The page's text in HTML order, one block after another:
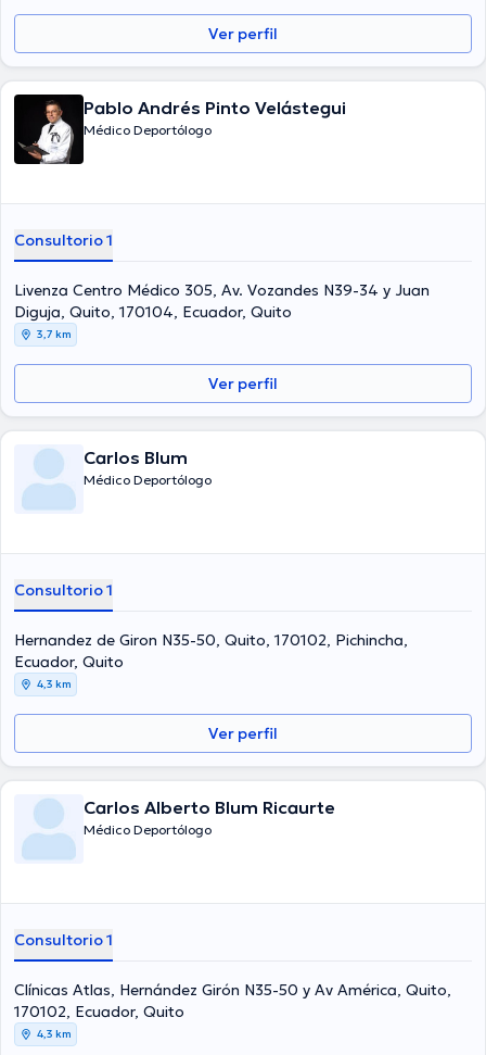
Ver perfil
Pablo Andrés Pinto Velástegui
Médico Deportólogo
Consultorio 1
Livenza Centro Médico 305, Av. Vozandes N39-34 y Juan
Diguja, Quito, 170104, Ecuador, Quito
3,7 km
Ver perfil
Carlos Blum
Médico Deportólogo
Consultorio 1
Hernandez de Giron N35-50, Quito, 170102, Pichincha,
Ecuador, Quito
4,3 km
Ver perfil
Carlos Alberto Blum Ricaurte
Médico Deportólogo
Consultorio 1
Clínicas Atlas, Hernández Girón N35-50 y Av América, Quito,
170102, Ecuador, Quito
4,3 km